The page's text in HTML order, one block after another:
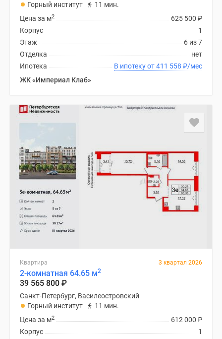
Горный институт
11 мин.
625 500 ₽
Цена за м2
1
Корпус
6 из 7
Этаж
нет
Отделка
В ипотеку от 411 558 ₽/мес
Ипотека
ЖК «Империал Клаб»
Квартира 3 квартал 2026
2-комнатная 64.65 м2
39 565 800 ₽
Санкт-Петербург, Василеостровский
Горный институт
11 мин.
612 000 ₽
Цена за м2
1
Корпус